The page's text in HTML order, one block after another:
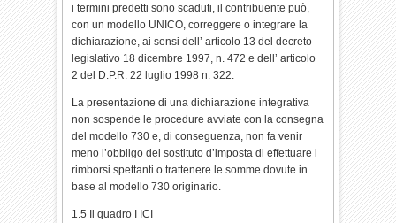
i termini predetti sono scaduti, il contribuente può,
con un modello UNICO, correggere o integrare la
dichiarazione, ai sensi dell’ articolo 13 del decreto
legislativo 18 dicembre 1997, n. 472 e dell’ articolo
2 del D.P.R. 22 luglio 1998 n. 322.
La presentazione di una dichiarazione integrativa
non sospende le procedure avviate con la consegna
del modello 730 e, di conseguenza, non fa venir
meno l’obbligo del sostituto d’imposta di effettuare i
rimborsi spettanti o trattenere le somme dovute in
base al modello 730 originario.
1.5 Il quadro I ICI